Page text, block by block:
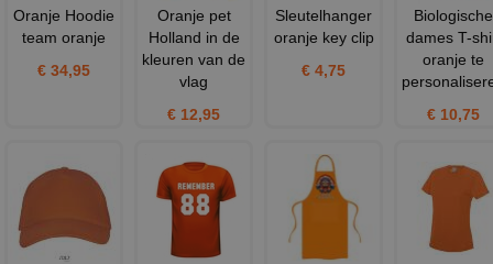
Oranje Hoodie
team oranje
€ 34,95
Oranje pet
Holland in de
kleuren van de
vlag
€ 12,95
Sleutelhanger
oranje key clip
€ 4,75
Biologische
dames T-
oranje te
€ 10,75